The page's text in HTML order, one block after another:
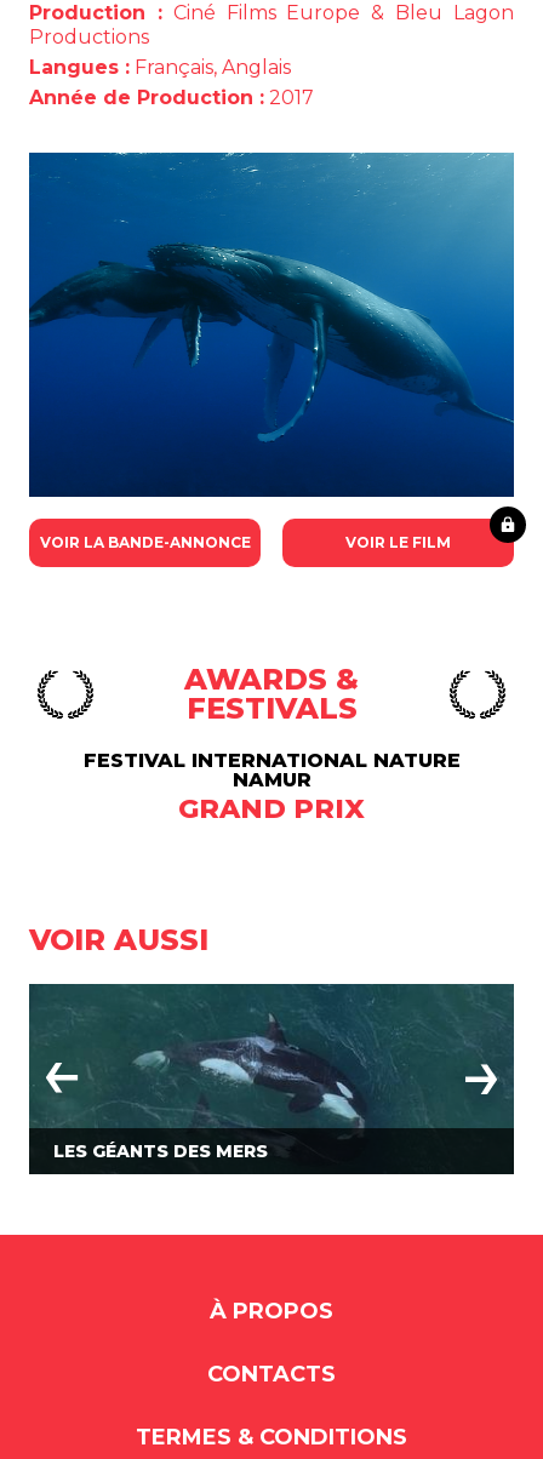
Production :Ciné Films Europe & Bleu Lagon
Productions
Langues : Français, Anglais
Année de Production : 2017
VOIR LA BANDE-ANNONCE VOIR LE FILM
AWARDS &
FESTIVALS
FESTIVAL INTERNATIONAL NATURE
NAMUR
GRAND PRIX
VOIR AUSSI
LES GÉANTS DES MERS
À PROPOS
CONTACTS
TERMES & CONDITIONS